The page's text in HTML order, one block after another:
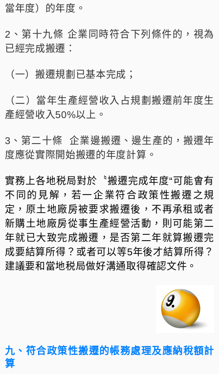
當年度）的年度。
2、第十九條 企業同時符合下列條件的，視為
已經完成搬遷：
（一）搬遷規劃已基本完成；
（二）當年生產經營收入占規劃搬遷前年度生
產經營收入50%以上。
3、第二十條 企業邊搬遷、邊生產的，搬遷年
度應從實際開始搬遷的年度計算。
實務上各地税局對於〝搬遷完成年度“可能㑹有
不同的見解，若一企業符合政策性搬遷之規
定，原土地廠房被要求搬遷後，不再承租或者
新購土地廠房從事生產經營活動，則可能第二
年就已大致完成搬遷，是否第二年就算搬遷完
成要結算所得？或者可以等5年後才結算所得？
建議要和當地税局做好溝通取得確認文件。
九、符合政策性搬遷的帳務處理及應納稅額計
算